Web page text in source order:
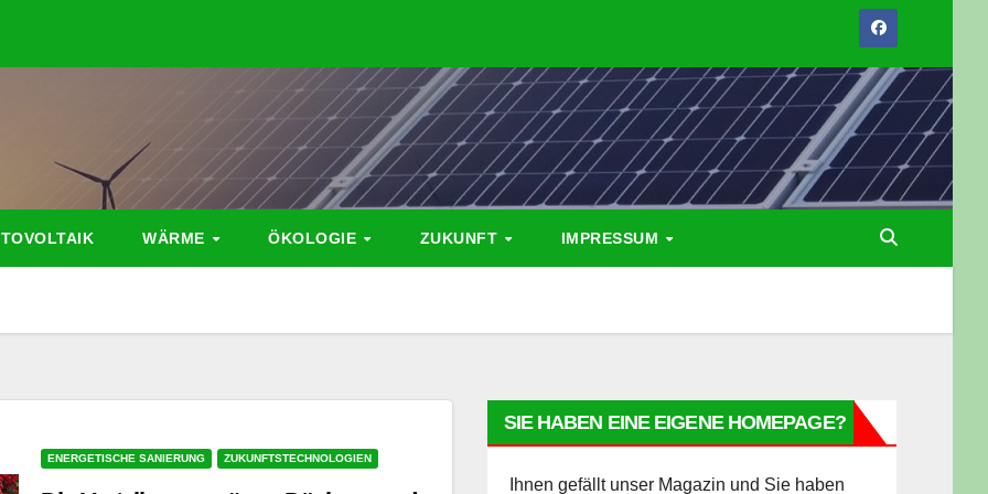
WÄRME ÖKOLOGIE ZUKUNFT IMPRESSUM
ENERGETISCHE SANIERUNG ZUKUNFTSTECHNOLOGIEN
SIE HABEN EINE EIGENE HOMEPAGE?
Ihnen gefällt unser Magazin und Sie haben